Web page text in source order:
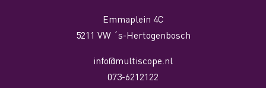
Emmaplein 4C
5211 VW ´s-Hertogenbosch
info@multiscope.nl
073-6212122